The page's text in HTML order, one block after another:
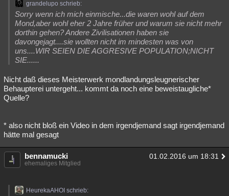
grandelupo schrieb:
Sorry wenn ich mich einmische...die waren wohl auf dem
Mond,aber wohl eher 2 Jahre früher und warum sie nicht mehr
dorthin gehen? Andere Zivilisationen haben sie
davongejagt....sie wollten nicht im mindesten was von
uns....WIR SEIEN DIE AGGRESIVE POPULATION;NICHT
SIE......
Nicht daß dieses Meisterwerk mondlandungsleugnerischer
Behaupterei untergeht... kommt da noch eine beweistaugliche*
Quelle?
* also nicht bloß ein Video in dem irgendjemand sagt irgendjemand
hätte mal gesagt
bennamucki 01.02.2016 um 18:31
ehemaliges Mitglied
HeurekaAHOI schrieb: